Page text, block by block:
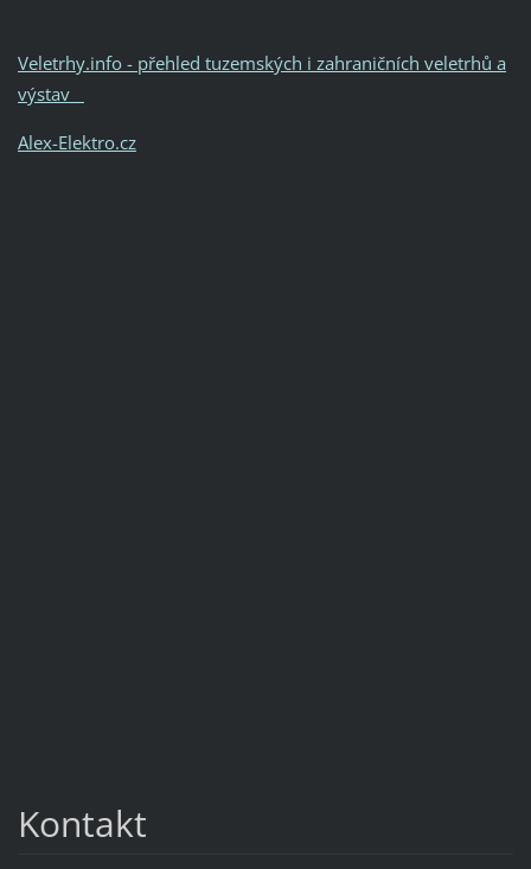
Veletrhy.info - přehled tuzemských i zahraničních veletrhů a
výstav
Alex-Elektro.cz
Kontakt